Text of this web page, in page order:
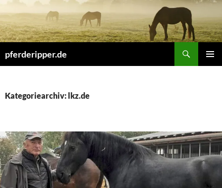
Inhalt
springen
pferderipper.de
Kategoriearchiv: lkz.de